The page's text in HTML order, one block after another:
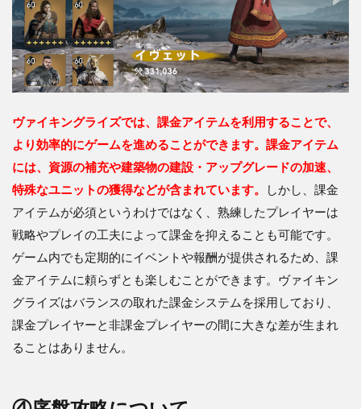
ヴァイキングライズでは、課金アイテムを利用することで、
より効率的にゲームを進めることができます。課金アイテム
には、資源の補充や建築物の建設・アップグレードの加速、
特殊なユニットの獲得などが含まれています。
しかし、課金
アイテムが必須というわけではなく、熟練したプレイヤーは
戦略やプレイの工夫によって課金を抑えることも可能です。
ゲーム内でも定期的にイベントや報酬が提供されるため、課
金アイテムに頼らずとも楽しむことができます。ヴァイキン
グライズはバランスの取れた課金システムを採用しており、
課金プレイヤーと非課金プレイヤーの間に大きな差が生まれ
ることはありません。